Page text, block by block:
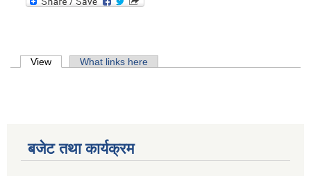
Primary tabs
View (active tab)What links here
बजेट तथा कार्यक्रम